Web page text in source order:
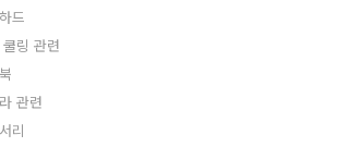
드
링 관련
관련
리